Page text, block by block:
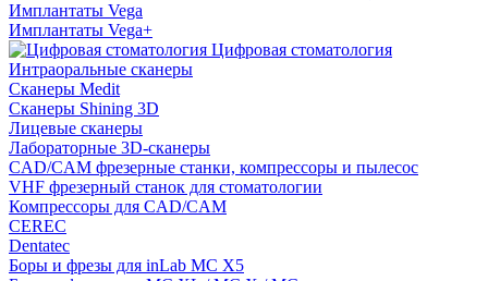
Имплантаты Vega
Имплантаты Vega+
Цифровая стоматология
Интраоральные сканеры
Сканеры Medit
Сканеры Shining 3D
Лицевые сканеры
Лабораторные 3D-сканеры
CAD/CAM фрезерные станки, компрессоры и пылесос
VHF фрезерный станок для стоматологии
Компрессоры для CAD/CAM
CEREC
Dentatec
Боры и фрезы для inLab MC X5